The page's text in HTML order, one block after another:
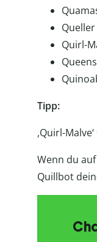
Quirl-
Tipp:
,Quirl-
Wenn du
Quillbot